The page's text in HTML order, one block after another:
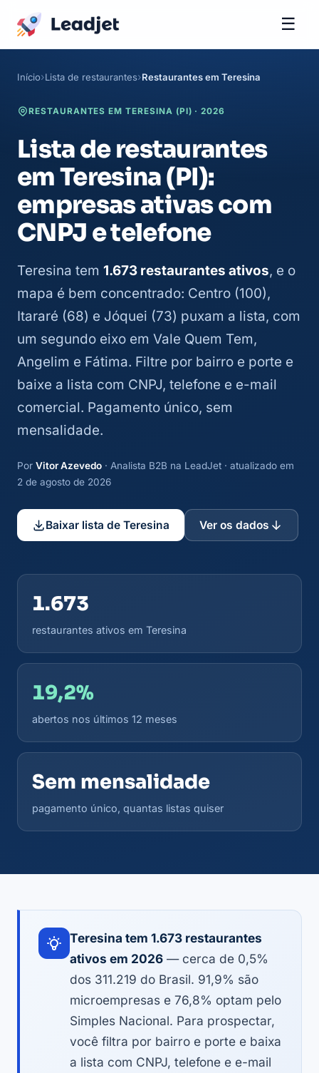
☰
Início Lista de restaurantes Restaurantes em Teresina
RESTAURANTES EM TERESINA (PI) · 2026
Lista de restaurantes
em Teresina (PI):
empresas ativas com
CNPJ e telefone
Teresina tem 1.673 restaurantes ativos, e o
mapa é bem concentrado: Centro (100),
Itararé (68) e Jóquei (73) puxam a lista, com
um segundo eixo em Vale Quem Tem,
Angelim e Fátima. Filtre por bairro e porte e
baixe a lista com CNPJ, telefone e e-mail
comercial. Pagamento único, sem
mensalidade.
Por Vitor Azevedo · Analista B2B na LeadJet · atualizado em
2 de agosto de 2026
Baixar lista de Teresina Ver os dados
1.673
restaurantes ativos em Teresina
19,2%
abertos nos últimos 12 meses
Sem mensalidade
pagamento único, quantas listas quiser
Teresina tem 1.673 restaurantes
ativos em 2026 — cerca de 0,5%
dos 311.219 do Brasil. 91,9% são
microempresas e 76,8% optam pelo
Simples Nacional. Para prospectar,
você filtra por bairro e porte e baixa
a lista com CNPJ, telefone e e-mail